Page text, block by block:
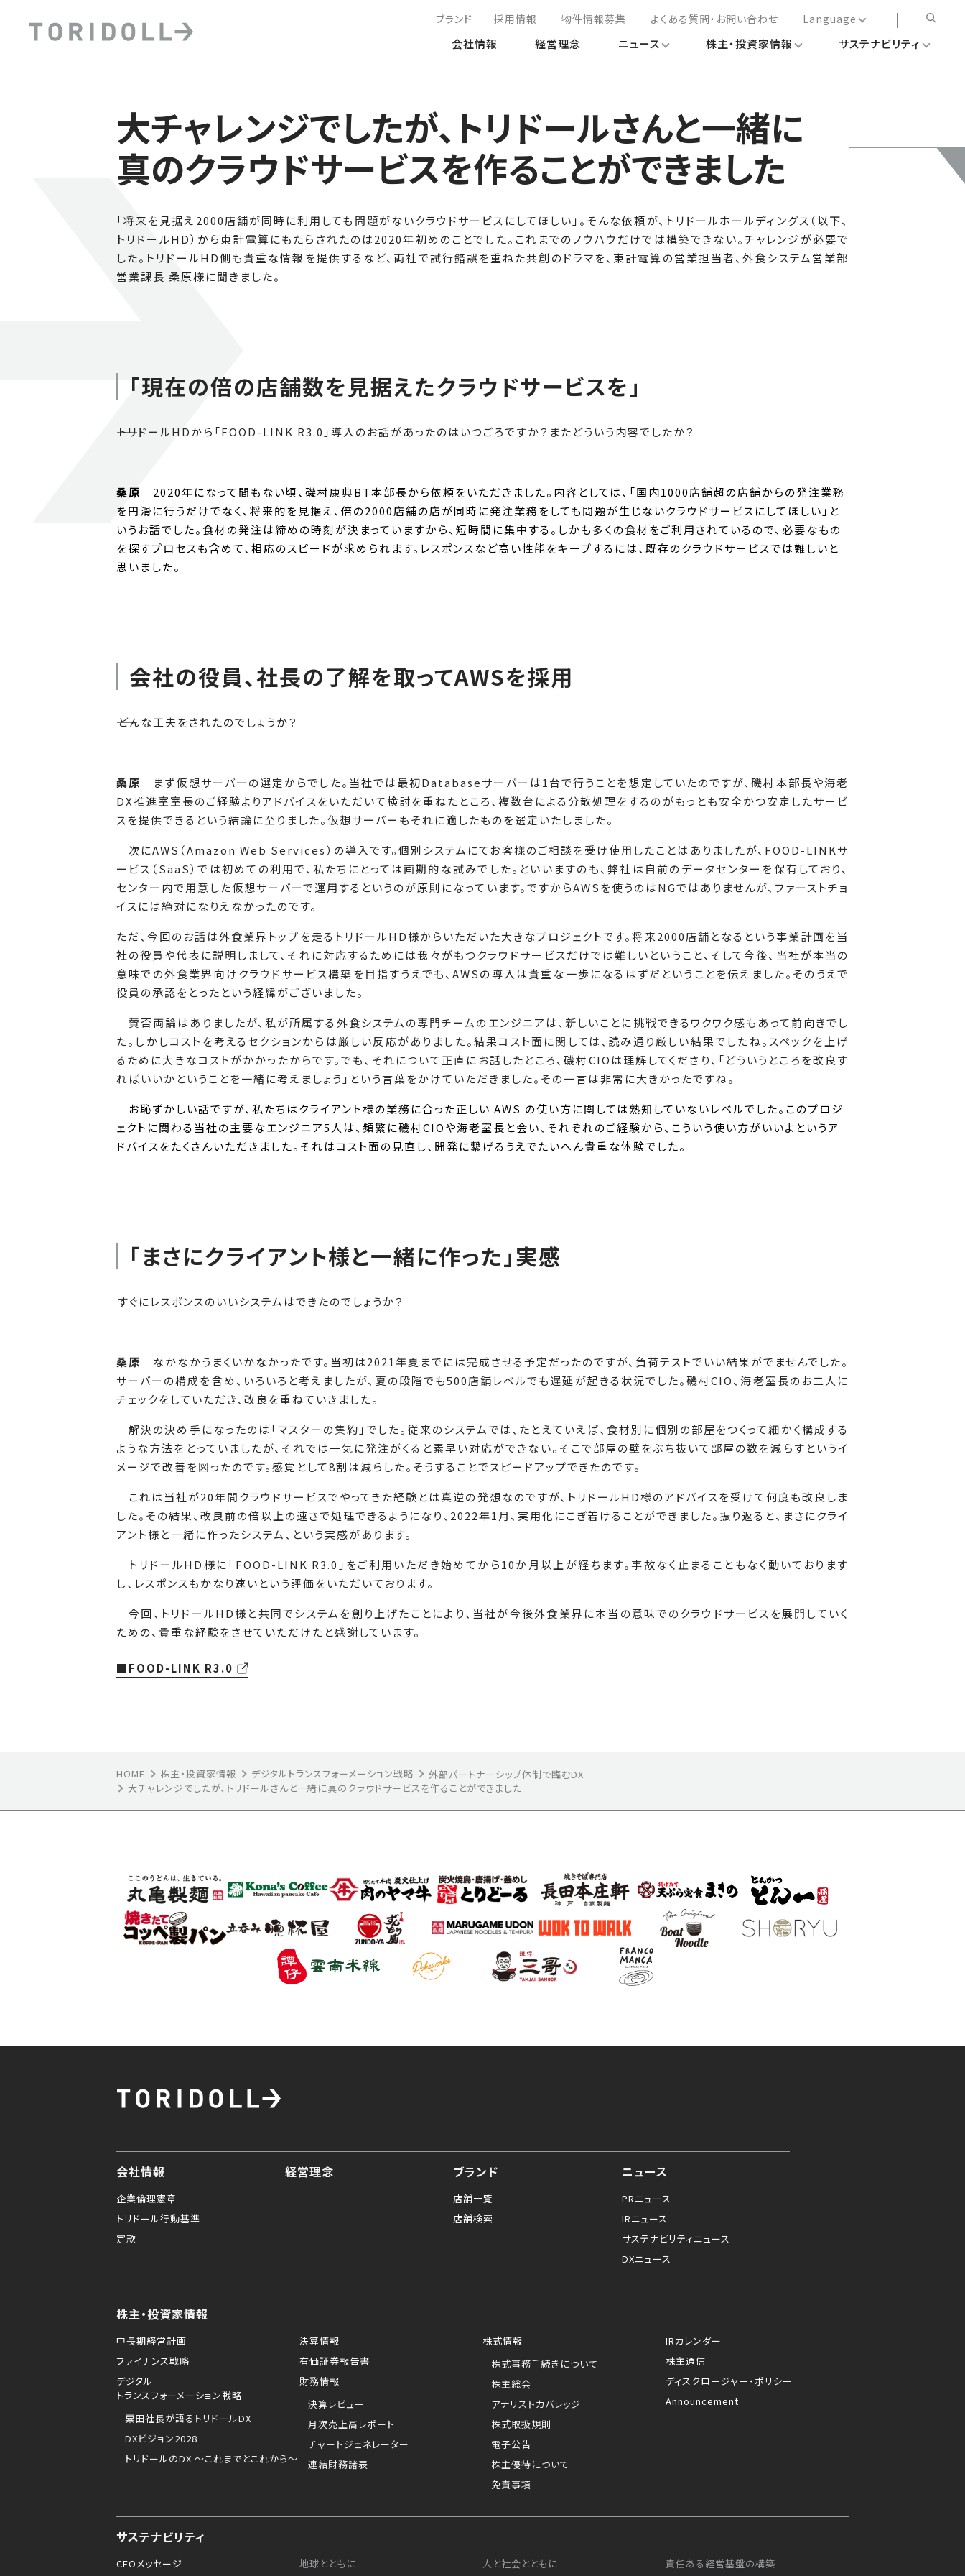
ブランド 採用情報 物件情報募集 よくある質問・お問い合わせ
Language
日本語
会社情報 経営理念 ニュース 株主・投資家情報 サステナビリティ
大チャレンジでしたが、トリドールさんと一緒に
真のクラウドサービスを作ることができました
「将来を見据え2000店舗が同時に利用しても問題がないクラウドサービスにしてほしい」。そんな依頼が、トリドールホールディングス（以下、
トリドールHD）から東計電算にもたらされたのは2020年初めのことでした。これまでのノウハウだけでは構築できない。チャレンジが必要で
した。トリドールHD側も貴重な情報を提供するなど、両社で試行錯誤を重ねた共創のドラマを、東計電算の営業担当者、外食システム営業部
営業課長 桑原様に聞きました。
「現在の倍の店舗数を見据えたクラウドサービスを」
――トリドールHDから「FOOD-LINK R3.0」導入のお話があったのはいつごろですか？またどういう内容でしたか？
桑原 2020年になって間もない頃、磯村康典BT本部長から依頼をいただきました。内容としては、「国内1000店舗超の店舗からの発注業務
を円滑に行うだけでなく、将来的を見据え、倍の2000店舗の店が同時に発注業務をしても問題が生じないクラウドサービスにしてほしい」と
いうお話でした。食材の発注は締めの時刻が決まっていますから、短時間に集中する。しかも多くの食材をご利用されているので、必要なもの
を探すプロセスも含めて、相応のスピードが求められます。レスポンスなど高い性能をキープするには、既存のクラウドサービスでは難しいと
思いました。
会社の役員、社長の了解を取ってAWSを採用
――どんな工夫をされたのでしょうか？
桑原
まず仮想サーバーの選定からでした。当社では最初Databaseサーバーは1台で行うことを想定していたのですが、磯村本部長や海老
DX推進室室長のご経験よりアドバイスをいただいて検討を重ねたところ、複数台による分散処理をするのがもっとも安全かつ安定したサービ
スを提供できるという結論に至りました。仮想サーバーもそれに適したものを選定いたしました。
次にAWS（Amazon Web Services）の導入です。個別システムにてお客様のご相談を受け使用したことはありましたが、FOOD-LINKサ
ービス（SaaS）では初めての利用で、私たちにとっては画期的な試みでした。といいますのも、弊社は自前のデータセンターを保有しており、
センター内で用意した仮想サーバーで運用するというのが原則になっています。ですからAWSを使うのはNGではありませんが、ファーストチョ
イスには絶対になりえなかったのです。
ただ、今回のお話は外食業界トップを走るトリドールHD様からいただいた大きなプロジェクトです。将来2000店舗となるという事業計画を当
社の役員や代表に説明しまして、それに対応するためには我々がもつクラウドサービスだけでは難しいということ、そして今後、当社が本当の
意味での外食業界向けクラウドサービス構築を目指すうえでも、AWSの導入は貴重な一歩になるはずだということを伝えました。そのうえで
役員の承認をとったという経緯がございました。
賛否両論はありましたが、私が所属する外食システムの専門チームのエンジニアは、新しいことに挑戦できるワクワク感もあって前向きでし
た。しかしコストを考えるセクションからは厳しい反応がありました。結果コスト面に関しては、読み通り厳しい結果でしたね。スペックを上げ
るために大きなコストがかかったからです。でも、それについて正直にお話したところ、磯村CIOは理解してくださり、「どういうところを改良す
ればいいかということを一緒に考えましょう」という言葉をかけていただきました。その一言は非常に大きかったですね。
お恥ずかしい話ですが、私たちはクライアント様の業務に合った正しい AWS の使い方に関しては熟知していないレベルでした。このプロジ
ェクトに関わる当社の主要なエンジニア5人は、頻繁に磯村CIOや海老室長と会い、それぞれのご経験から、こういう使い方がいいよというア
ドバイスをたくさんいただきました。それはコスト面の見直し、開発に繋げるうえでたいへん貴重な体験でした。
「まさにクライアント様と一緒に作った」実感
――すぐにレスポンスのいいシステムはできたのでしょうか？
桑原 なかなかうまくいかなかったです。当初は2021年夏までには完成させる予定だったのですが、負荷テストでいい結果がでませんでした。
サーバーの構成を含め、いろいろと考えましたが、夏の段階でも500店舗レベルでも遅延が起きる状況でした。磯村CIO、海老室長のお二人に
チェックをしていただき、改良を重ねていきました。
解決の決め手になったのは「マスターの集約」でした。従来のシステムでは、たとえていえば、食材別に個別の部屋をつくって細かく構成する
ような方法をとっていましたが、それでは一気に発注がくると素早い対応ができない。そこで部屋の壁をぶち抜いて部屋の数を減らすというイ
メージで改善を図ったのです。感覚として8割は減らした。そうすることでスピードアップできたのです。
これは当社が20年間クラウドサービスでやってきた経験とは真逆の発想なのですが、トリドールHD様のアドバイスを受けて何度も改良しま
した。その結果、改良前の倍以上の速さで処理できるようになり、2022年1月、実用化にこぎ着けることができました。振り返ると、まさにクライ
アント様と一緒に作ったシステム、という実感があります。
トリドールHD様に「FOOD-LINK R3.0」をご利用いただき始めてから10か月以上が経ちます。事故なく止まることもなく動いております
し、レスポンスもかなり速いという評価をいただいております。
今回、トリドールHD様と共同でシステムを創り上げたことにより、当社が今後外食業界に本当の意味でのクラウドサービスを展開していく
ための、貴重な経験をさせていただけたと感謝しています。
■FOOD-LINK R3.0
HOME 株主・投資家情報 デジタルトランスフォーメーション戦略
外部パートナーシップ体制で臨むDX
大チャレンジでしたが、トリドールさんと一緒に真のクラウドサービスを作ることができました
会社情報
企業倫理憲章
トリドール行動基準
定款
経営理念 ブランド
店舗一覧
店舗検索
ニュース
PRニュース
IRニュース
サステナビリティニュース
DXニュース
株主・投資家情報
中長期経営計画
ファイナンス戦略
デジタル
トランスフォーメーション戦略
粟田社長が語るトリドールDX
DXビジョン2028
トリドールのDX ～これまでとこれから～
決算情報
有価証券報告書
財務情報
決算レビュー
月次売上高レポート
チャートジェネレーター
連結財務諸表
株式情報
株式事務手続きについて
株主総会
アナリストカバレッジ
株式取扱規則
電子公告
株主優待について
免責事項
IRカレンダー
株主通信
ディスクロージャー・ポリシー
Announcement
サステナビリティ
CEOメッセージ 地球とともに 人と社会とともに 責任ある経営基盤の構築